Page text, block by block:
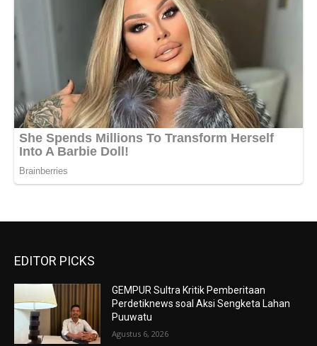
EDITOR PICKS
GEMPUR Sultra Kritik Pemberitaan
Perdetiknews soal Aksi Sengketa Lahan
Puuwatu
Agustus 6, 2026